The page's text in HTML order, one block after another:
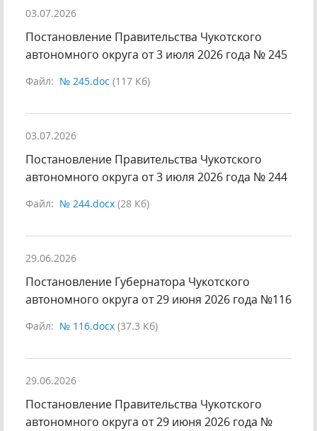
03.07.2026
Постановление Правительства Чукотского
автономного округа от 3 июля 2026 года № 245
Файл: № 245.doc (117 Кб)
03.07.2026
Постановление Правительства Чукотского
автономного округа от 3 июля 2026 года № 244
Файл: № 244.docx (28 Кб)
29.06.2026
Постановление Губернатора Чукотского
автономного округа от 29 июня 2026 года №116
Файл: № 116.docx (37.3 Кб)
29.06.2026
Постановление Правительства Чукотского
автономного округа от 29 июня 2026 года №